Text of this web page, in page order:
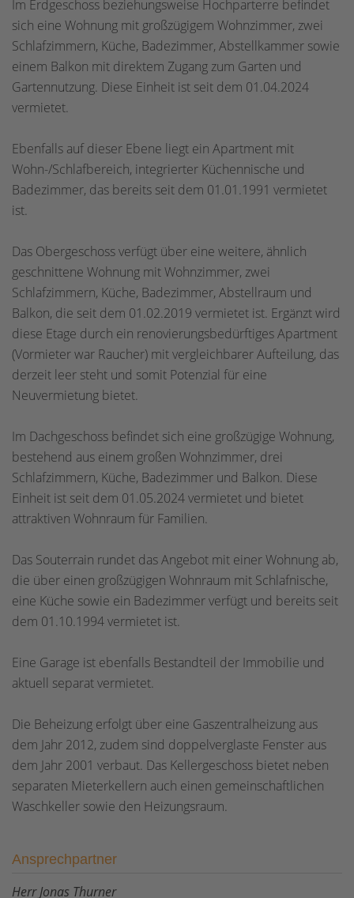
Im Erdgeschoss beziehungsweise Hochparterre befindet
sich eine Wohnung mit großzügigem Wohnzimmer, zwei
Schlafzimmern, Küche, Badezimmer, Abstellkammer sowie
einem Balkon mit direktem Zugang zum Garten und
Gartennutzung. Diese Einheit ist seit dem 01.04.2024
vermietet.
Ebenfalls auf dieser Ebene liegt ein Apartment mit
Wohn-/Schlafbereich, integrierter Küchennische und
Badezimmer, das bereits seit dem 01.01.1991 vermietet
ist.
Das Obergeschoss verfügt über eine weitere, ähnlich
geschnittene Wohnung mit Wohnzimmer, zwei
Schlafzimmern, Küche, Badezimmer, Abstellraum und
Balkon, die seit dem 01.02.2019 vermietet ist. Ergänzt wird
diese Etage durch ein renovierungsbedürftiges Apartment
(Vormieter war Raucher) mit vergleichbarer Aufteilung, das
derzeit leer steht und somit Potenzial für eine
Neuvermietung bietet.
Im Dachgeschoss befindet sich eine großzügige Wohnung,
bestehend aus einem großen Wohnzimmer, drei
Schlafzimmern, Küche, Badezimmer und Balkon. Diese
Einheit ist seit dem 01.05.2024 vermietet und bietet
attraktiven Wohnraum für Familien.
Das Souterrain rundet das Angebot mit einer Wohnung ab,
die über einen großzügigen Wohnraum mit Schlafnische,
eine Küche sowie ein Badezimmer verfügt und bereits seit
dem 01.10.1994 vermietet ist.
Eine Garage ist ebenfalls Bestandteil der Immobilie und
aktuell separat vermietet.
Die Beheizung erfolgt über eine Gaszentralheizung aus
dem Jahr 2012, zudem sind doppelverglaste Fenster aus
dem Jahr 2001 verbaut. Das Kellergeschoss bietet neben
separaten Mieterkellern auch einen gemeinschaftlichen
Waschkeller sowie den Heizungsraum.
Ansprechpartner
Herr Jonas Thurner